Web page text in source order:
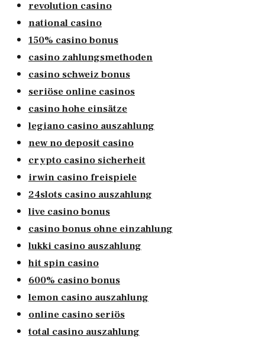
revolution casino
national casino
150% casino bonus
casino zahlungsmethoden
casino schweiz bonus
seriöse online casinos
casino hohe einsätze
legiano casino auszahlung
new no deposit casino
crypto casino sicherheit
irwin casino freispiele
24slots casino auszahlung
live casino bonus
casino bonus ohne einzahlung
lukki casino auszahlung
hit spin casino
600% casino bonus
lemon casino auszahlung
online casino seriös
total casino auszahlung